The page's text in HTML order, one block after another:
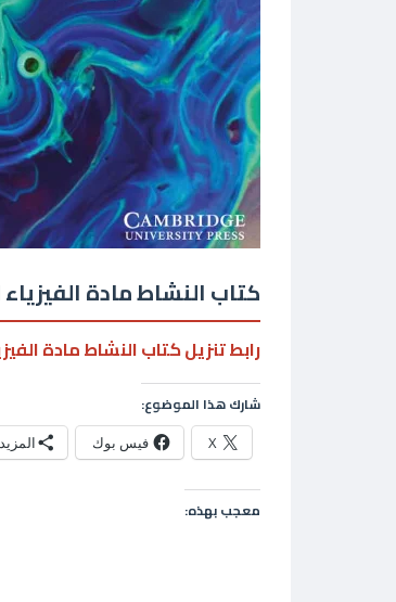
كتاب النشاط مادة
رابط تنزيل كتاب النشاط مادة
شارك هذا الموضوع:
X فيس بوك المزيد
معجب بهذه: